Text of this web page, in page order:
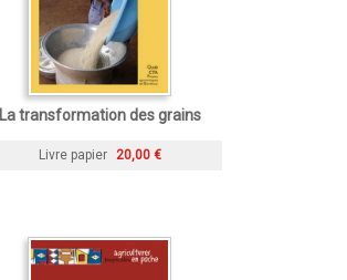
La transformation des grains
Livre papier 20,00 €